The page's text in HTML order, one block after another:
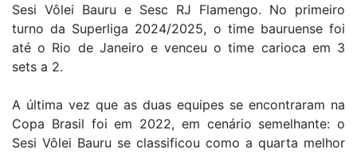
Sesi Vôlei Bauru e Sesc RJ Flamengo. No primeiro
turno da Superliga 2024/2025, o time bauruense foi
até o Rio de Janeiro e venceu o time carioca em 3
sets a 2.
A última vez que as duas equipes se encontraram na
Copa Brasil foi em 2022, em cenário semelhante: o
Sesi Vôlei Bauru se classificou como a quarta melhor